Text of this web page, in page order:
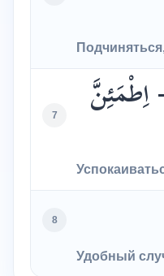
7 اِطْمَئِنَّ
8
Удобный